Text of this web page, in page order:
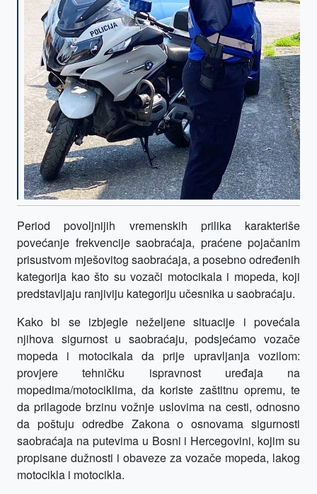
Period povoljnijih vremenskih prilika karakteriše
povećanje frekvencije saobraćaja, praćene pojačanim
prisustvom mješovitog saobraćaja, a posebno određenih
kategorija kao što su vozači motocikala i mopeda, koji
predstavljaju ranjiviju kategoriju učesnika u saobraćaju.
Kako bi se izbjegle neželjene situacije i povećala
njihova sigurnost u saobraćaju, podsjećamo vozače
mopeda i motocikala da prije upravljanja vozilom:
provjere tehničku ispravnost uređaja na
mopedima/motociklima, da koriste zaštitnu opremu, te
da prilagode brzinu vožnje uslovima na cesti, odnosno
da poštuju odredbe Zakona o osnovama sigurnosti
saobraćaja na putevima u Bosni i Hercegovini, kojim su
propisane dužnosti i obaveze za vozače mopeda, lakog
motocikla i motocikla.